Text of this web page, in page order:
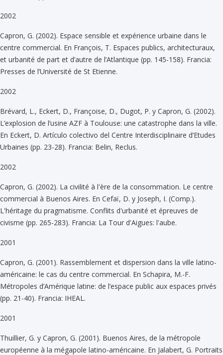
2002
Capron, G. (2002). Espace sensible et expérience urbaine dans le
centre commercial. En François, T. Espaces publics, architecturaux,
et urbanité de part et d’autre de l’Atlantique (pp. 145-158). Francia:
Presses de l’Université de St Etienne.
2002
Brévard, L., Eckert, D., Françoise, D., Dugot, P. y Capron, G. (2002).
L’explosion de l’usine AZF à Toulouse: une catastrophe dans la ville.
En Eckert, D. Artículo colectivo del Centre Interdisciplinaire d’Etudes
Urbaines (pp. 23-28). Francia: Belin, Reclus.
2002
Capron, G. (2002). La civilité à l'ère de la consommation. Le centre
commercial à Buenos Aires. En Cefaï, D. y Joseph, I. (Comp.).
L'héritage du pragmatisme. Conflits d'urbanité et épreuves de
civisme (pp. 265-283). Francia: La Tour d'Aigues: l'aube.
2001
Capron, G. (2001). Rassemblement et dispersion dans la ville latino-
américaine: le cas du centre commercial. En Schapira, M.-F.
Métropoles d’Amérique latine: de l’espace public aux espaces privés
(pp. 21-40). Francia: IHEAL.
2001
Thuillier, G. y Capron, G. (2001). Buenos Aires, de la métropole
européenne à la mégapole latino-américaine. En Jalabert, G. Portraits